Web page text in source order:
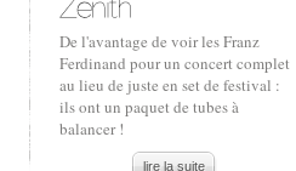
De l'avantage de voir les Franz
Ferdinand pour un concert complet
au lieu de juste en set de festival :
ils ont un paquet de tubes à
balancer !
lire la suite